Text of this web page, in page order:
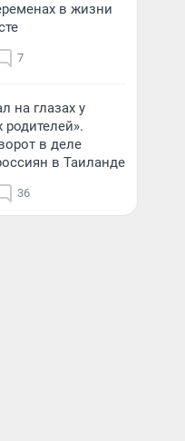
в жизни
7
на глазах у
в деле
в Таиланде
36